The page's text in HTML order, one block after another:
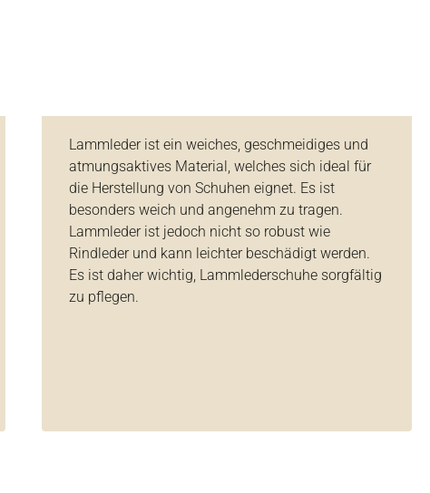
Lammleder ist ein weiches, geschmeidiges und
atmungsaktives Material, welches sich ideal für
die Herstellung von Schuhen eignet. Es ist
besonders weich und angenehm zu tragen.
Lammleder ist jedoch nicht so robust wie
Rindleder und kann leichter beschädigt werden.
Es ist daher wichtig, Lammlederschuhe sorgfältig
zu pflegen.